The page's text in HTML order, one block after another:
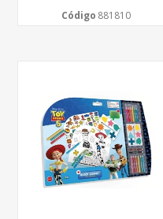
Código 881810